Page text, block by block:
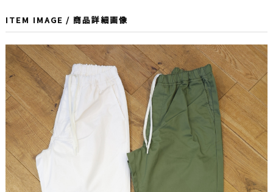
ITEM IMAGE / 商品詳細画像